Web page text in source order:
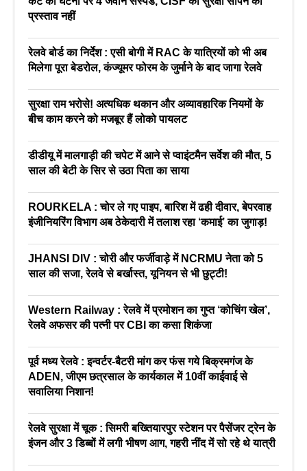
प्रस्ताव नहीं
रेलवे बोर्ड का निर्देश : एसी बोगी में RAC के यात्रियों को भी अब
मिलेगा पूरा बेडरोल, कंज्यूमर फोरम के जुर्माने के बाद जागा रेलवे
सुरक्षा राम भरोसे! अत्यधिक थकान और अव्यावहारिक नियमों के
बीच काम करने को मजबूर हैं लोको पायलट
डीडीयू में मालगाड़ी की चपेट में आने से प्वाइंटमैन सर्वेश की मौत, 5
साल की बेटी के सिर से उठा पिता का साया
ROURKELA : चोर ले गए पाइप, बारिश में ढही दीवार, बेपरवाह
इंजीनियरिंग विभाग अब ठेकेदारी में तलाश रहा ‘कमाई’ का जुगाड़!
JHANSI DIV : चोरी और फर्जीवाड़े में NCRMU नेता को 5
साल की सजा, रेलवे से बर्खास्त, यूनियन से भी छुट्टी!
Western Railway : रेलवे में प्रमोशन का गुप्त ‘कोचिंग खेल’,
रेलवे अफसर की पत्नी पर CBI का कसा शिकंजा
पूर्व मध्य रेलवे : इन्वर्टर-बैटरी मांग कर फंस गये बिक्रमगंज के
ADEN, जीएम छत्रसाल के कार्यकाल में 10वीं काईवाई से
सवालिया निशान!
रेलवे सुरक्षा में चूक : सिमरी बख्तियारपुर स्टेशन पर पैसेंजर ट्रेन के
इंजन और 3 डिब्बों में लगी भीषण आग, गहरी नींद में सो रहे थे यात्री